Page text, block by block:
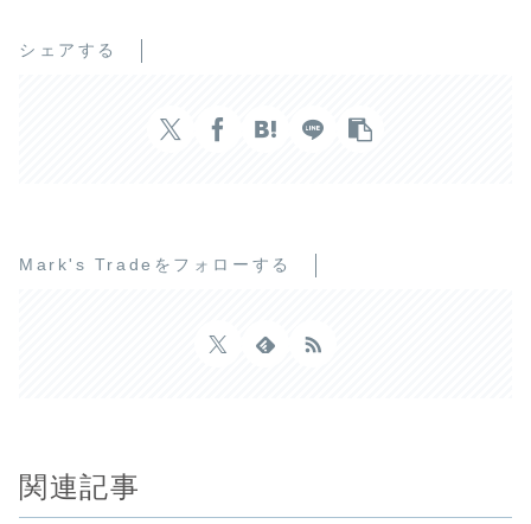
シェアする
Mark's Tradeをフォローする
関連記事